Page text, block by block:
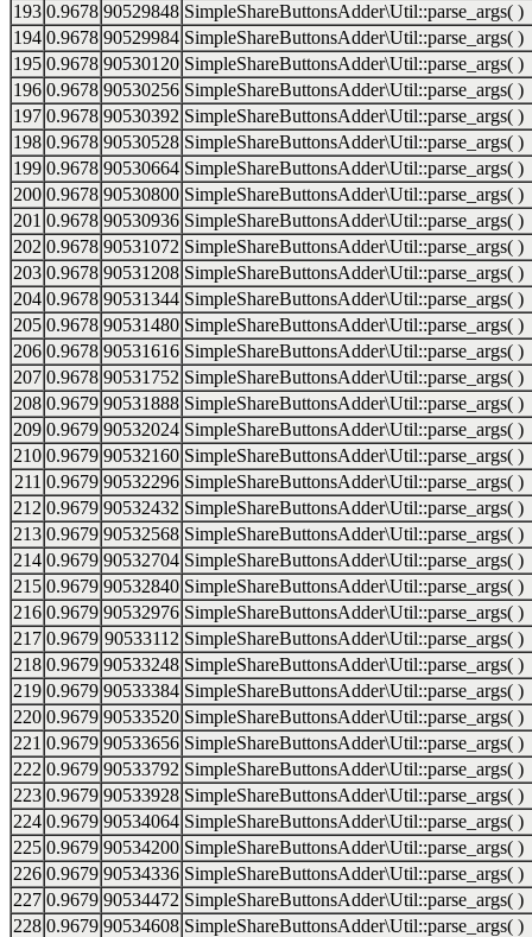
193 0.9678 90529848 SimpleShareButtonsAdder\Util::parse_args( )
194 0.9678 90529984 SimpleShareButtonsAdder\Util::parse_args( )
195 0.9678 90530120 SimpleShareButtonsAdder\Util::parse_args( )
196 0.9678 90530256 SimpleShareButtonsAdder\Util::parse_args( )
197 0.9678 90530392 SimpleShareButtonsAdder\Util::parse_args( )
198 0.9678 90530528 SimpleShareButtonsAdder\Util::parse_args( )
199 0.9678 90530664 SimpleShareButtonsAdder\Util::parse_args( )
200 0.9678 90530800 SimpleShareButtonsAdder\Util::parse_args( )
201 0.9678 90530936 SimpleShareButtonsAdder\Util::parse_args( )
202 0.9678 90531072 SimpleShareButtonsAdder\Util::parse_args( )
203 0.9678 90531208 SimpleShareButtonsAdder\Util::parse_args( )
204 0.9678 90531344 SimpleShareButtonsAdder\Util::parse_args( )
205 0.9678 90531480 SimpleShareButtonsAdder\Util::parse_args( )
206 0.9678 90531616 SimpleShareButtonsAdder\Util::parse_args( )
207 0.9678 90531752 SimpleShareButtonsAdder\Util::parse_args( )
208 0.9679 90531888 SimpleShareButtonsAdder\Util::parse_args( )
209 0.9679 90532024 SimpleShareButtonsAdder\Util::parse_args( )
210 0.9679 90532160 SimpleShareButtonsAdder\Util::parse_args( )
211 0.9679 90532296 SimpleShareButtonsAdder\Util::parse_args( )
212 0.9679 90532432 SimpleShareButtonsAdder\Util::parse_args( )
213 0.9679 90532568 SimpleShareButtonsAdder\Util::parse_args( )
214 0.9679 90532704 SimpleShareButtonsAdder\Util::parse_args( )
215 0.9679 90532840 SimpleShareButtonsAdder\Util::parse_args( )
216 0.9679 90532976 SimpleShareButtonsAdder\Util::parse_args( )
217 0.9679 90533112 SimpleShareButtonsAdder\Util::parse_args( )
218 0.9679 90533248 SimpleShareButtonsAdder\Util::parse_args( )
219 0.9679 90533384 SimpleShareButtonsAdder\Util::parse_args( )
220 0.9679 90533520 SimpleShareButtonsAdder\Util::parse_args( )
221 0.9679 90533656 SimpleShareButtonsAdder\Util::parse_args( )
222 0.9679 90533792 SimpleShareButtonsAdder\Util::parse_args( )
223 0.9679 90533928 SimpleShareButtonsAdder\Util::parse_args( )
224 0.9679 90534064 SimpleShareButtonsAdder\Util::parse_args( )
225 0.9679 90534200 SimpleShareButtonsAdder\Util::parse_args( )
226 0.9679 90534336 SimpleShareButtonsAdder\Util::parse_args( )
227 0.9679 90534472 SimpleShareButtonsAdder\Util::parse_args( )
228 0.9679 90534608 SimpleShareButtonsAdder\Util::parse_args( )